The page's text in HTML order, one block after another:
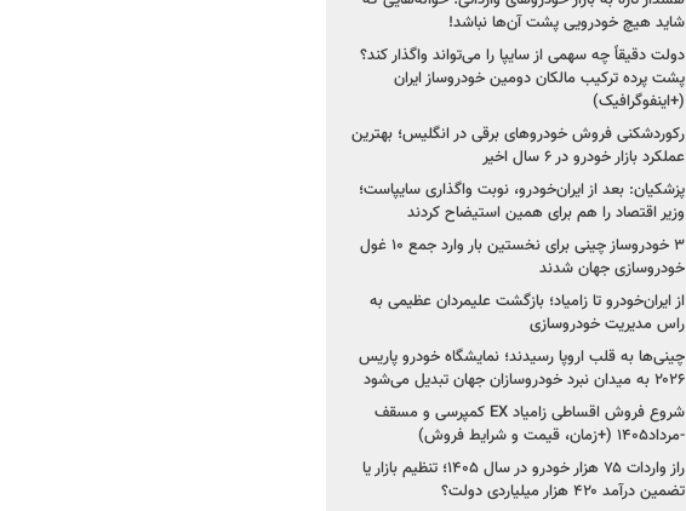
شاید هیچ خودرویی پشت آن‌ها نباشد!
دولت دقیقاً چه سهمی از سایپا را می‌تواند واگذار کند؟
پشت پرده ترکیب مالکان دومین خودروساز ایران
(+اینفوگرافیک)
رکوردشکنی فروش خودروهای برقی در انگلیس؛ بهترین
عملکرد بازار خودرو در ۶ سال اخیر
پزشکیان: بعد از ایران‌خودرو، نوبت واگذاری سایپاست؛
وزیر اقتصاد را هم برای همین استیضاح کردند
۳ خودروساز چینی برای نخستین بار وارد جمع ۱۰ غول
خودروسازی جهان شدند
از ایران‌خودرو تا زامیاد؛ بازگشت علیمردان عظیمی به
راس مدیریت خودروسازی
چینی‌ها به قلب اروپا رسیدند؛ نمایشگاه خودرو پاریس
۲۰۲۶ به میدان نبرد خودروسازان جهان تبدیل می‌شود
شروع فروش اقساطی زامیاد EX کمپرسی و مسقف
-مرداد۱۴۰۵ (+زمان، قیمت و شرایط فروش)
راز واردات ۷۵ هزار خودرو در سال ۱۴۰۵؛ تنظیم بازار یا
تضمین درآمد ۴۲۰ هزار میلیاردی دولت؟